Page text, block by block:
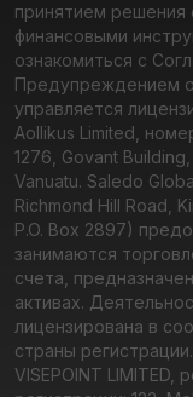
принятием решения
финансовыми
ознакомиться с
Предупреждением о
управляется
Aollikus Limited,
1276, Govant
Vanuatu. Saledo
Richmond Hill Road,
P.O. Box 2897)
занимаются
счета,
активах.
лицензирована в
страны
VISEPOINT